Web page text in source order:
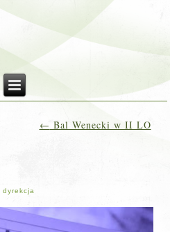
← Bal Wenecki w II LO
dyrekcja